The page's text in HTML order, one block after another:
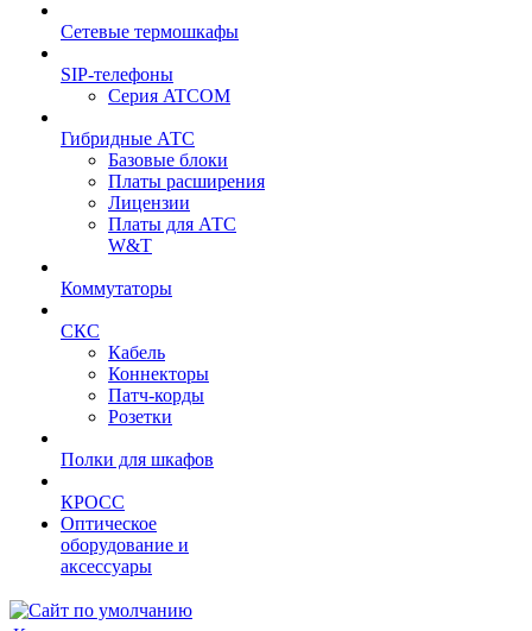
Сетевые термошкафы
SIP-телефоны
Серия ATCOM
Гибридные АТС
Базовые блоки
Платы расширения
Лицензии
Платы для АТС
W&T
Коммутаторы
СКС
Кабель
Коннекторы
Патч-корды
Розетки
Полки для шкафов
КРОСС
Оптическое
оборудование и
аксессуары